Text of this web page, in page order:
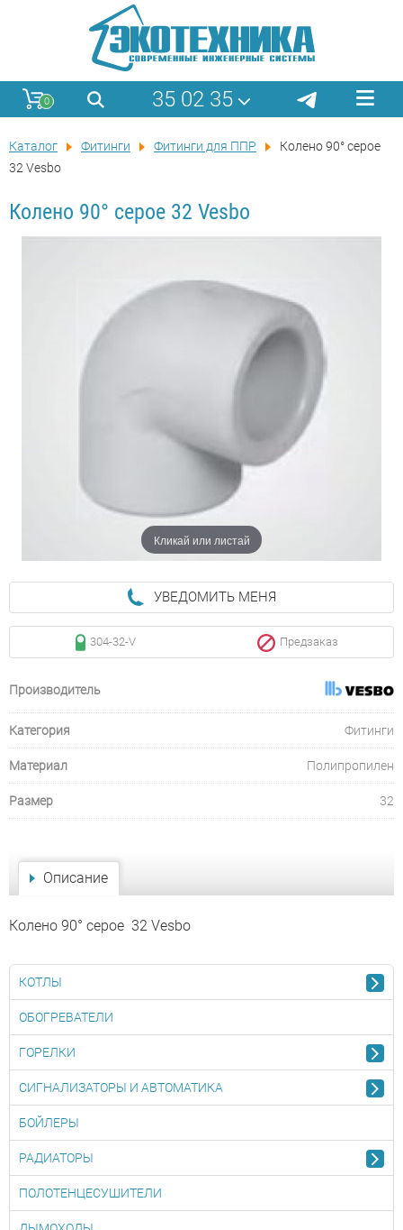
0 35 02 35
Каталог Фитинги Фитинги для ППР
Колено 90° серое
32 Vesbo
Колено 90° серое 32 Vesbo
Кликай или листай
УВЕДОМИТЬ МЕНЯ
304-32-V Предзаказ
Производитель
Категория Фитинги
Материал Полипропилен
Размер 32
Описание
Колено 90° серое 32 Vesbo
КОТЛЫ
ОБОГРЕВАТЕЛИ
ГОРЕЛКИ
СИГНАЛИЗАТОРЫ И АВТОМАТИКА
БОЙЛЕРЫ
РАДИАТОРЫ
ПОЛОТЕНЦЕСУШИТЕЛИ